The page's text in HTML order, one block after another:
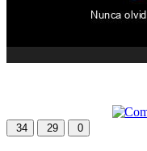
34 29 0